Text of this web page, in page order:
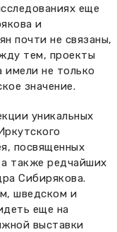
еще
и
почти не связаны,
тем, проекты
имели не только
значение.
уникальных
посвященных
также редчайших
Сибирякова.
шведском и
еще на
выставки